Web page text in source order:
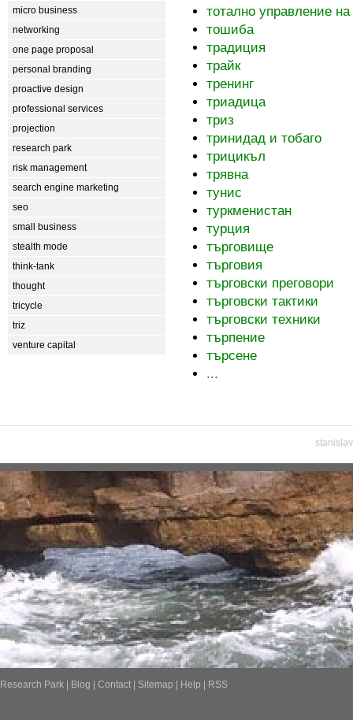
тотално управление на
тошиба
традиция
трайк
тренинг
триадица
триз
тринидад и тобаго
трицикъл
трявна
тунис
туркменистан
турция
търговище
търговия
търговски преговори
търговски тактики
търговски техники
търпение
търсене
...
micro business
networking
one page proposal
personal branding
proactive design
professional services
projection
research park
risk management
search engine marketing
seo
small business
stealth mode
think-tank
thought
tricycle
triz
venture capital
Research Park Blog Contact Sitemap Help RSS